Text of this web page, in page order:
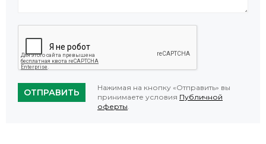
ОТПРАВИТЬ
Нажимая на кнопку «Отправить» вы
принимаете условия Публичной
оферты.